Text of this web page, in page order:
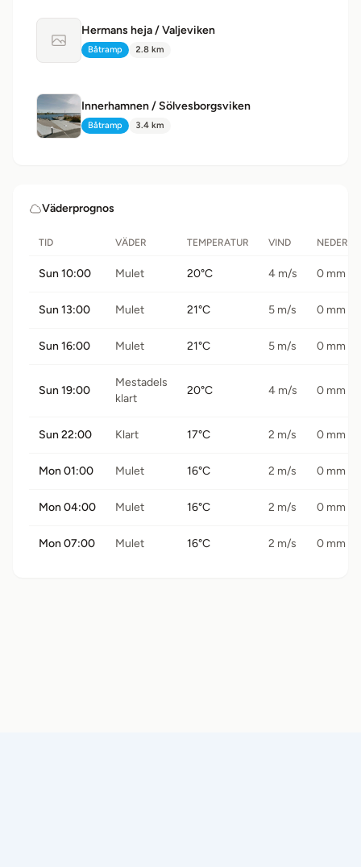
Ingen bild tillgänglig
Hermans heja / Valjeviken
Typ:
Båtramp Avstånd:
2.8 km
Innerhamnen / Sölvesborgsviken
Typ:
Båtramp Avstånd:
3.4 km
Väderprognos
TID VÄDER TEMPERATUR VIND
Sun 10:00 Mulet 20°C 4 m/s 0 mm
Sun 13:00 Mulet 21°C 5 m/s 0 mm
Sun 16:00 Mulet 21°C 5 m/s 0 mm
Sun 19:00
Mestadels
klart
20°C 4 m/s 0 mm
Sun 22:00 Klart 17°C 2 m/s 0 mm
Mon 01:00 Mulet 16°C 2 m/s 0 mm
Mon 04:00 Mulet 16°C 2 m/s 0 mm
Mon 07:00 Mulet 16°C 2 m/s 0 mm